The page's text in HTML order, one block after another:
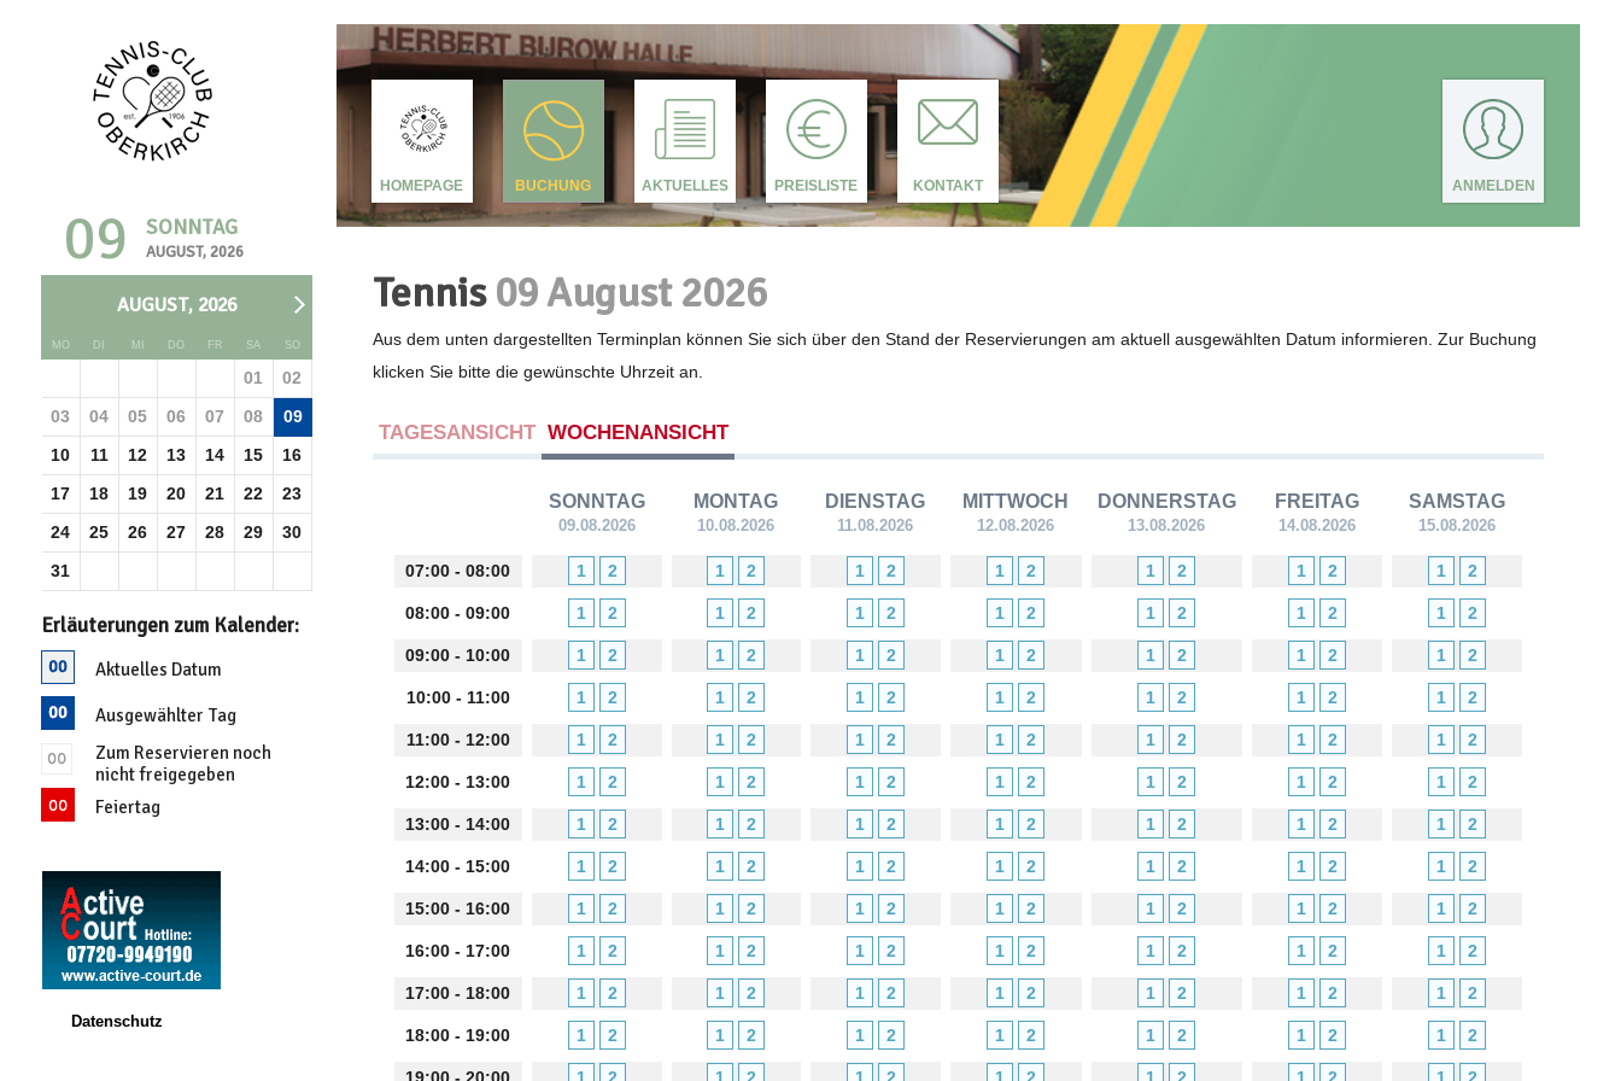
09 SONNTAG
AUGUST, 2026
AUGUST, 2026
MO DI MI DO FR SA SO
01
02
03
04 05 06 07 08
09
10
11 12 13 14 15
16
17
18 19 20 21 22
23
24
25 26 27 28 29
30
31
Erläuterungen zum Kalender:
Aktuelles Datum
Ausgewählter Tag
Zum Reservieren noch
nicht freigegeben
Feiertag
Datenschutz
ANMELDEN
HOMEPAGE BUCHUNG AKTUELLES PREISLISTE KONTAKT
Tennis09 August 2026
Aus dem unten dargestellten Terminplan können Sie sich über den Stand der Reservierungen am aktuell ausgewählten Datum informieren. Zur Buchung
klicken Sie bitte die gewünschte Uhrzeit an.
TAGESANSICHT WOCHENANSICHT
SONNTAG
09.08.2026
MONTAG
10.08.2026
DIENSTAG
11.08.2026
MITTWOCH
12.08.2026
DONNERSTAG
13.08.2026
FREITAG
14.08.2026
SAMSTAG
15.08.2026
07:00 - 08:00 1 2 1 2 1 2 1 2 1 2 1 2 1 2
08:00 - 09:00 1 2 1 2 1 2 1 2 1 2 1 2 1 2
09:00 - 10:00 1 2 1 2 1 2 1 2 1 2 1 2 1 2
10:00 - 11:00 1 2 1 2 1 2 1 2 1 2 1 2 1 2
11:00 - 12:00 1 2 1 2 1 2 1 2 1 2 1 2 1 2
12:00 - 13:00 1 2 1 2 1 2 1 2 1 2 1 2 1 2
13:00 - 14:00 1 2 1 2 1 2 1 2 1 2 1 2 1 2
14:00 - 15:00 1 2 1 2 1 2 1 2 1 2 1 2 1 2
15:00 - 16:00 1 2 1 2 1 2 1 2 1 2 1 2 1 2
16:00 - 17:00 1 2 1 2 1 2 1 2 1 2 1 2 1 2
17:00 - 18:00 1 2 1 2 1 2 1 2 1 2 1 2 1 2
18:00 - 19:00 1 2 1 2 1 2 1 2 1 2 1 2 1 2